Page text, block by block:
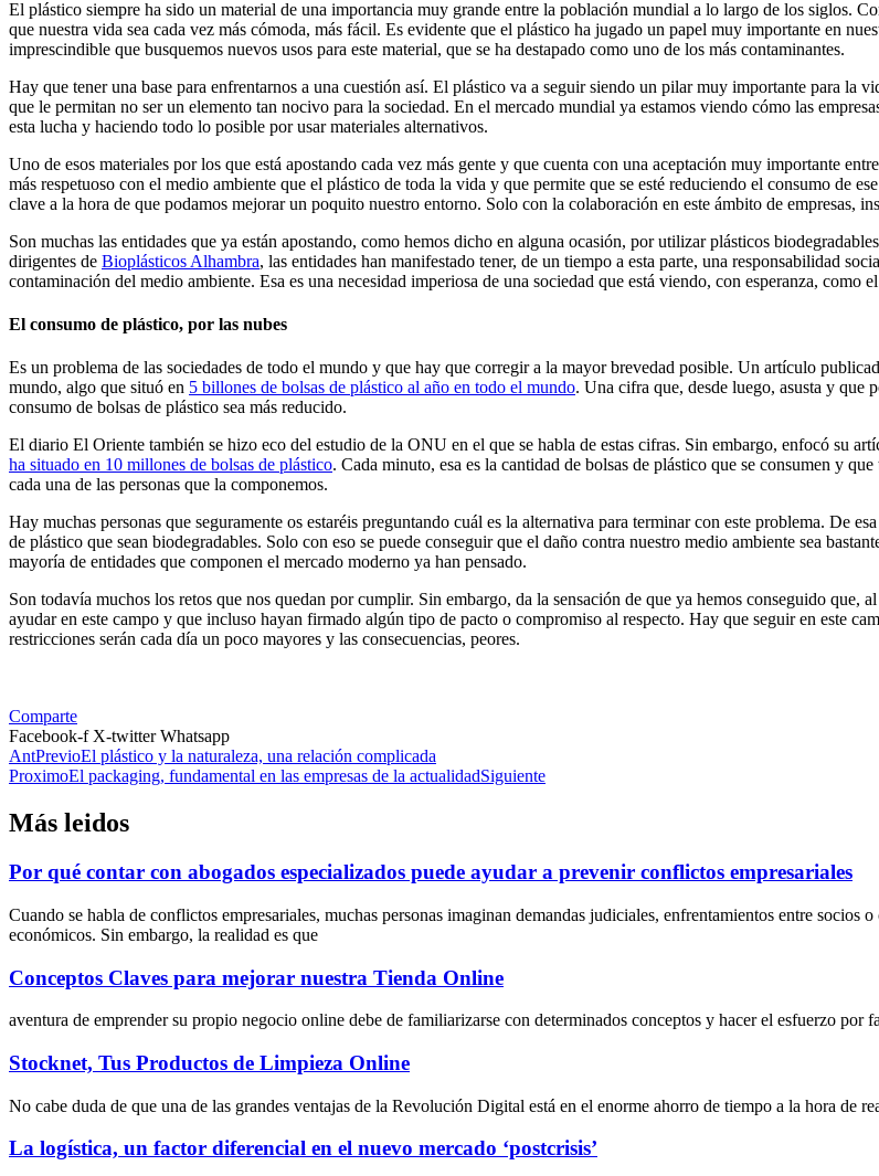
El plástico siempre ha sido un material de una importancia muy grande entre la población mundial a lo largo de los siglos.
que nuestra vida sea cada vez más cómoda, más fácil. Es evidente que el plástico ha jugado un papel muy importante en
imprescindible que busquemos nuevos usos para este material, que se ha destapado como uno de los más contaminantes.
Hay que tener una base para enfrentarnos a una cuestión así. El plástico va a seguir siendo un pilar muy importante para la
que le permitan no ser un elemento tan nocivo para la sociedad. En el mercado mundial ya estamos viendo cómo las
esta lucha y haciendo todo lo posible por usar materiales alternativos.
Uno de esos materiales por los que está apostando cada vez más gente y que cuenta con una aceptación muy importante
más respetuoso con el medio ambiente que el plástico de toda la vida y que permite que se esté reduciendo el consumo de
clave a la hora de que podamos mejorar un poquito nuestro entorno. Solo con la colaboración en este ámbito de empresas,
Son muchas las entidades que ya están apostando, como hemos dicho en alguna ocasión, por utilizar plásticos
dirigentes de Bioplásticos Alhambra, las entidades han manifestado tener, de un tiempo a esta parte, una responsabilidad
contaminación del medio ambiente. Esa es una necesidad imperiosa de una sociedad que está viendo, con esperanza, como
El consumo de plástico, por las nubes
Es un problema de las sociedades de todo el mundo y que hay que corregir a la mayor brevedad posible. Un artículo
mundo, algo que situó en 5 billones de bolsas de plástico al año en todo el mundo. Una cifra que, desde luego, asusta y que
consumo de bolsas de plástico sea más reducido.
El diario El Oriente también se hizo eco del estudio de la ONU en el que se habla de estas cifras. Sin embargo, enfocó su
ha situado en 10 millones de bolsas de plástico. Cada minuto, esa es la cantidad de bolsas de plástico que se consumen y
cada una de las personas que la componemos.
Hay muchas personas que seguramente os estaréis preguntando cuál es la alternativa para terminar con este problema. De
de plástico que sean biodegradables. Solo con eso se puede conseguir que el daño contra nuestro medio ambiente sea
mayoría de entidades que componen el mercado moderno ya han pensado.
Son todavía muchos los retos que nos quedan por cumplir. Sin embargo, da la sensación de que ya hemos conseguido que,
ayudar en este campo y que incluso hayan firmado algún tipo de pacto o compromiso al respecto. Hay que seguir en este
restricciones serán cada día un poco mayores y las consecuencias, peores.
Comparte
Facebook-f X-twitter Whatsapp
AntPrevioEl plástico y la naturaleza, una relación complicada
ProximoEl packaging, fundamental en las empresas de la actualidadSiguiente
Más leidos
Por qué contar con abogados especializados puede ayudar a prevenir conflictos empresariales
Cuando se habla de conflictos empresariales, muchas personas imaginan demandas judiciales, enfrentamientos entre socios
económicos. Sin embargo, la realidad es que
Conceptos Claves para mejorar nuestra Tienda Online
aventura de emprender su propio negocio online debe de familiarizarse con determinados conceptos y hacer el esfuerzo
Stocknet, Tus Productos de Limpieza Online
No cabe duda de que una de las grandes ventajas de la Revolución Digital está en el enorme ahorro de tiempo a la hora de
La logística, un factor diferencial en el nuevo mercado ‘postcrisis’